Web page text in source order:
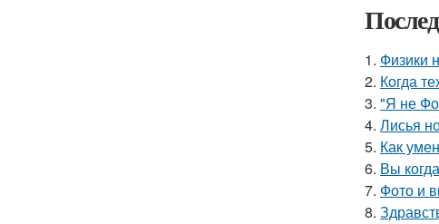
1. Физики
2. Когда
3. "Я не
4. Лисья
5. Как
6. Вы
7. Фото и
8.